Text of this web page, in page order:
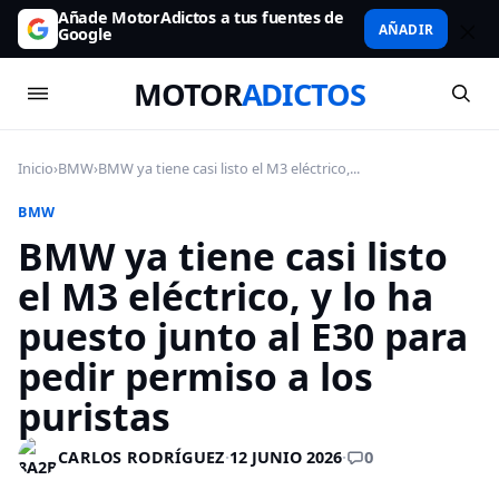
Añade MotorAdictos a tus fuentes de
Google AÑADIR
MOTORADICTOS
Inicio›BMW›BMW ya tiene casi listo el M3 eléctrico,...
BMW
BMW ya tiene casi listo
el M3 eléctrico, y lo ha
puesto junto al E30 para
pedir permiso a los
puristas
CARLOS RODRÍGUEZ·12 JUNIO 2026· 0